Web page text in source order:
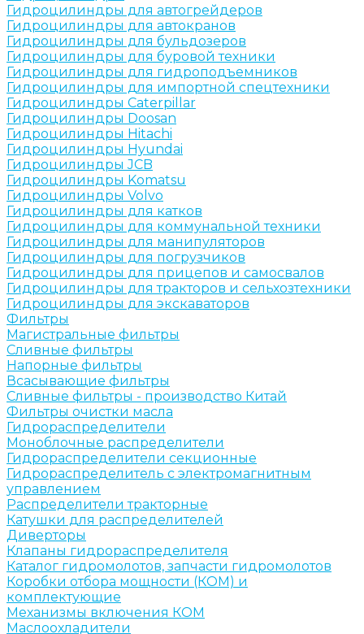
Гидроцилиндры для автогрейдеров
Гидроцилиндры для автокранов
Гидроцилиндры для бульдозеров
Гидроцилиндры для буровой техники
Гидроцилиндры для гидроподъемников
Гидроцилиндры для импортной спецтехники
Гидроцилиндры Caterpillar
Гидроцилиндры Doosan
Гидроцилиндры Hitachi
Гидроцилиндры Hyundai
Гидроцилиндры JCB
Гидроцилиндры Komatsu
Гидроцилиндры Volvo
Гидроцилиндры для катков
Гидроцилиндры для коммунальной техники
Гидроцилиндры для манипуляторов
Гидроцилиндры для погрузчиков
Гидроцилиндры для прицепов и самосвалов
Гидроцилиндры для тракторов и сельхозтехники
Гидроцилиндры для экскаваторов
Фильтры
Магистральные фильтры
Сливные фильтры
Напорные фильтры
Всасывающие фильтры
Сливные фильтры - производство Китай
Фильтры очистки масла
Гидрораспределители
Моноблочные распределители
Гидрораспределители секционные
Гидрораспределитель с электромагнитным
управлением
Распределители тракторные
Катушки для распределителей
Диверторы
Клапаны гидрораспределителя
Каталог гидромолотов, запчасти гидромолотов
Коробки отбора мощности (КОМ) и
комплектующие
Механизмы включения КОМ
Маслоохладители